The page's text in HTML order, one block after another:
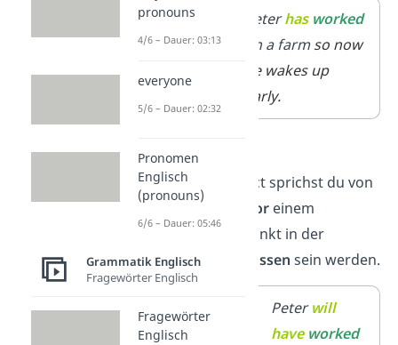
Subjekt +
have/has+
Peterhas worked
on a farmso now
he wakes up
early.
Beim Future Perfect sprichst du von
Handlungen, die
voreinem
bestimmten Zeitpunkt in der
Zukunftabgeschlossen sein werden.
Subjekt +
have+
Peterwill
have worked
pronouns
4/6 – Dauer: 03:13
everyone
5/6 – Dauer: 02:32
Pronomen
Englisch
(pronouns)
6/6 – Dauer: 05:46
Grammatik Englisch
Fragewörter Englisch
Fragewörter
Englisch